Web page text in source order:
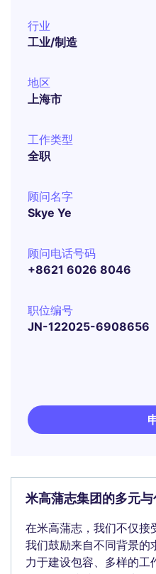
行业
工业/制造
地区
上海市
工作类型
全职
顾问名字
Skye Ye
顾问电话号码
+8621 6026 8046
职位编号
JN-122025-6908656
米高蒲志集团的多元
在米高蒲志，我们不仅接
我们鼓励来自不同背景的
力于建设包容、多样的工